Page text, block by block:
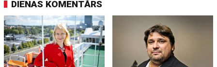
DIENAS KOMENTĀRS